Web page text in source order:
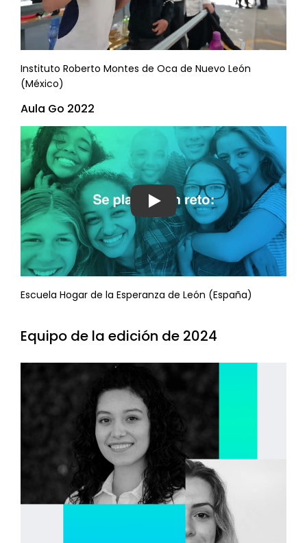
Instituto Roberto Montes de Oca de Nuevo León
(México)
Aula Go 2022
Ver video
Escuela Hogar de la Esperanza de León (España)
Equipo de la edición de 2024